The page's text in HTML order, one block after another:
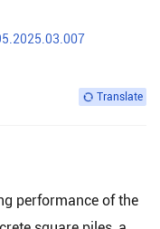
Translate
performance of the